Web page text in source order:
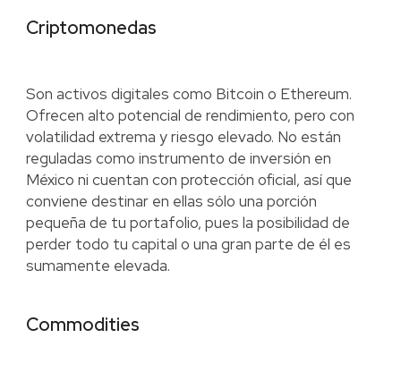
Criptomonedas
Son activos digitales como Bitcoin o Ethereum.
Ofrecen alto potencial de rendimiento, pero con
volatilidad extrema y riesgo elevado. No están
reguladas como instrumento de inversión en
México ni cuentan con protección oficial, así que
conviene destinar en ellas sólo una porción
pequeña de tu portafolio, pues la posibilidad de
perder todo tu capital o una gran parte de él es
sumamente elevada.
Commodities